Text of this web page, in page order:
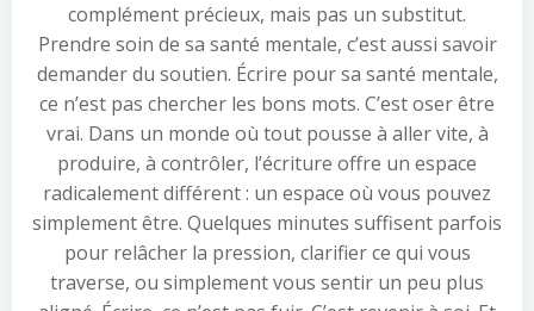
complément précieux, mais pas un substitut.
Prendre soin de sa santé mentale, c’est aussi savoir
demander du soutien. Écrire pour sa santé mentale,
ce n’est pas chercher les bons mots. C’est oser être
vrai. Dans un monde où tout pousse à aller vite, à
produire, à contrôler, l’écriture offre un espace
radicalement différent : un espace où vous pouvez
simplement être. Quelques minutes suffisent parfois
pour relâcher la pression, clarifier ce qui vous
traverse, ou simplement vous sentir un peu plus